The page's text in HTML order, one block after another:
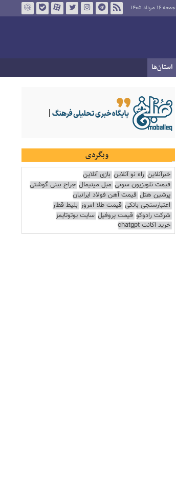
جمعه ۱۶ مرداد ۱۴۰۵
استان‌ها
وبگردی
خبرآنلاین راه نو آنلاین بازی آنلاین
قیمت تلویزیون سونی مبل مینیمال جراح بینی گوشتی
پرشین هتل قیمت آهن فولاد ایرانیان
اعتبارسنجی بانکی قیمت طلا امروز بلیط قطار
شرکت رادوکو قیمت پروفیل سایت یوتوتایمز
خرید اکانت chatgpt